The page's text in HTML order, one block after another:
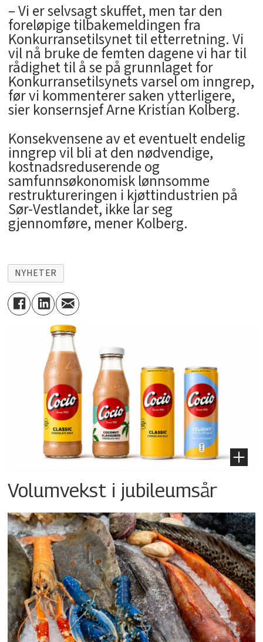
– Vi er selvsagt skuffet, men tar den
foreløpige tilbakemeldingen fra
Konkurransetilsynet til etterretning. Vi
vil nå bruke de femten dagene vi har til
rådighet til å se på grunnlaget for
Konkurransetilsynets varsel om inngrep,
før vi kommenterer saken ytterligere,
sier konsernsjef Arne Kristian Kolberg.
Konsekvensene av et eventuelt endelig
inngrep vil bli at den nødvendige,
kostnadsreduserende og
samfunnsøkonomisk lønnsomme
restruktureringen i kjøttindustrien på
Sør-Vestlandet, ikke lar seg
gjennomføre, mener Kolberg.
NYHETER
Volumvekst i jubileumsår